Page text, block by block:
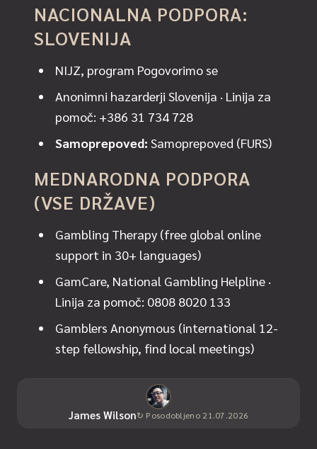
NACIONALNA PODPORA:
SLOVENIJA
NIJZ, program Pogovorimo se
Anonimni hazarderji Slovenija · Linija za
pomoč: +386 31 734 728
Samoprepoved: Samoprepoved (FURS)
MEDNARODNA PODPORA
(VSE DRŽAVE)
Gambling Therapy (free global online
support in 30+ languages)
GamCare, National Gambling Helpline ·
Linija za pomoč: 0808 8020 133
Gamblers Anonymous (international 12-
step fellowship, find local meetings)
James Wilson↻ Posodobljeno 21.07.2026